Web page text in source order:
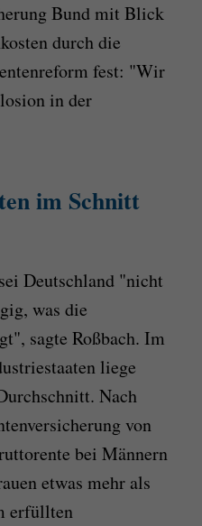
Bund mit Blick
durch die
fest: "Wir
in der
im Schnitt
Deutschland "nicht
was die
sagte Roßbach. Im
liege
Nach
von
bei Männern
etwas mehr als
erfüllten